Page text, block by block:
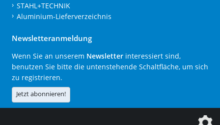
STAHL+TECHNIK
Aluminium-Lieferverzeichnis
Newsletteranmeldung
Wenn Sie an unserem Newsletter interessiert sind,
benutzen Sie bitte die untenstehende Schaltfläche, um sich
zu registrieren.
Jetzt abonnieren!